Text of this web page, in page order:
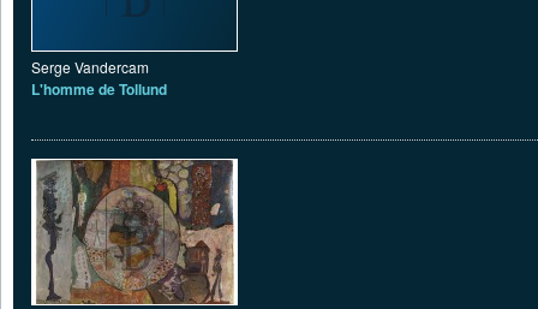
Serge Vandercam
L'homme de Tollund